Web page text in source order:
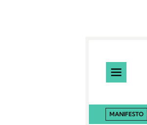
MANIFESTO